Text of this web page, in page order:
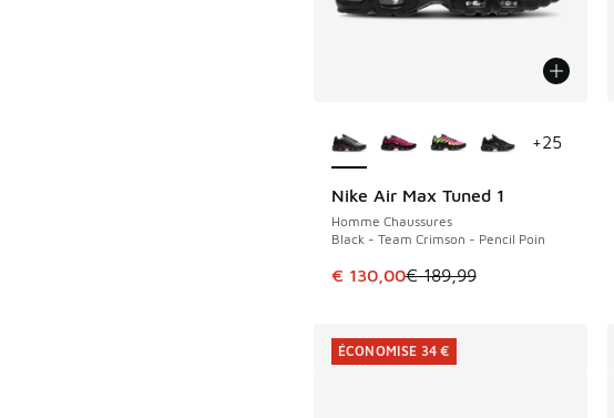
Nike Air Max Tuned 1
Homme Chaussures
Black - Team Crimson - Pencil Poin
Cet article est en promotion. Prix
€ 130,00€ 189,99
ÉCONOMISE 59 €
+25
ÉCONOMISE 34 €